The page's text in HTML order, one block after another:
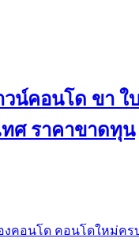
น์คอนโด ขา
ทศ ราคาขาดทุน
คอนโด คอนโดใหม่ค